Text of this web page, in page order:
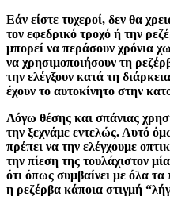
Εάν είστε τυχεροί, δεν θα
τον εφεδρικό τροχό ή την
μπορεί να περάσουν χρόνια
να χρησιμοποιήσουν τη
την ελέγξουν κατά τη
έχουν το αυτοκίνητο στην
Λόγω θέσης και σπάνιας
την ξεχνάμε εντελώς. Αυτό
πρέπει να την ελέγχουμε
την πίεση της τουλάχιστον
ότι όπως συμβαίνει με όλα τα
η ρεζέρβα κάποια στιγμή